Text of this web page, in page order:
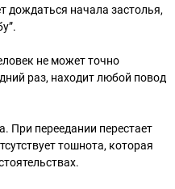
дождаться начала застолья,
не может точно
раз, находит любой повод
При переедании перестает
тошнота, которая